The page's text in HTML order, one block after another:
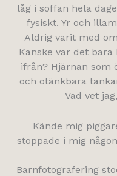
låg i soffan hela
fysiskt. Yr och
Aldrig varit med
Kanske var det
ifrån? Hjärnan som
och otänkbara
Vad vet
Kände mig
stoppade i mig
Barnfotografering